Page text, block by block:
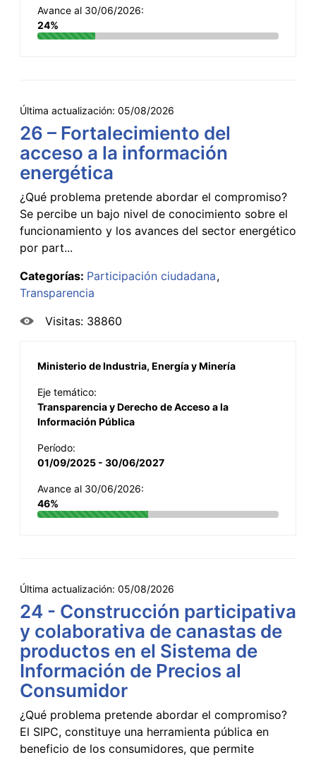
Avance al 30/06/2026:
24%
Última actualización: 05/08/2026
26 – Fortalecimiento del
acceso a la información
energética
¿Qué problema pretende abordar el compromiso?
Se percibe un bajo nivel de conocimiento sobre el
funcionamiento y los avances del sector energético
por part...
Categorías: Participación ciudadana
Transparencia
Visitas: 38860
Ministerio de Industria, Energía y Minería
Eje temático:
Transparencia y Derecho de Acceso a la
Información Pública
Período:
01/09/2025 - 30/06/2027
Avance al 30/06/2026:
46%
Última actualización: 05/08/2026
24 - Construcción participativa
y colaborativa de canastas de
productos en el Sistema de
Información de Precios al
Consumidor
¿Qué problema pretende abordar el compromiso?
El SIPC, constituye una herramienta pública en
beneficio de los consumidores, que permite